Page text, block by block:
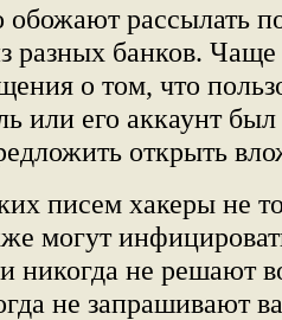
обожают рассылать
разных банков. Чаще
о том, что
или его аккаунт
открыть
писем хакеры не
могут
никогда не решают
не запрашивают